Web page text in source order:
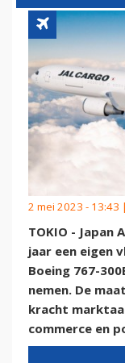
2 mei 2023 - 13:43
TOKIO - Japan
jaar een eigen
Boeing 767-
nemen. De
kracht
commerce en